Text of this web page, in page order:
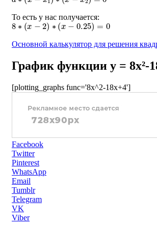
То есть у нас получается:
8∗(x−2)∗(x −0.25)=0
Основной калькулятор для решения
График функции y = 8x²-
[plotting_graphs func='8x^2-18x+4']
Facebook
Twitter
Pinterest
WhatsApp
Email
Tumblr
Telegram
VK
Viber